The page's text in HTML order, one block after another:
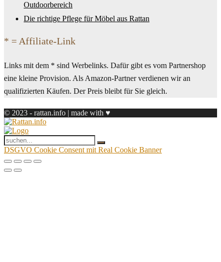
Outdoorbereich
Die richtige Pflege für Möbel aus Rattan
* = Affiliate-Link
Links mit dem * sind Werbelinks. Dafür gibt es vom Partnershop
eine kleine Provision. Als Amazon-Partner verdienen wir an
qualifizierten Käufen. Der Preis bleibt für Sie gleich.
© 2023 - rattan.info | made with ♥
DSGVO Cookie Consent mit Real Cookie Banner